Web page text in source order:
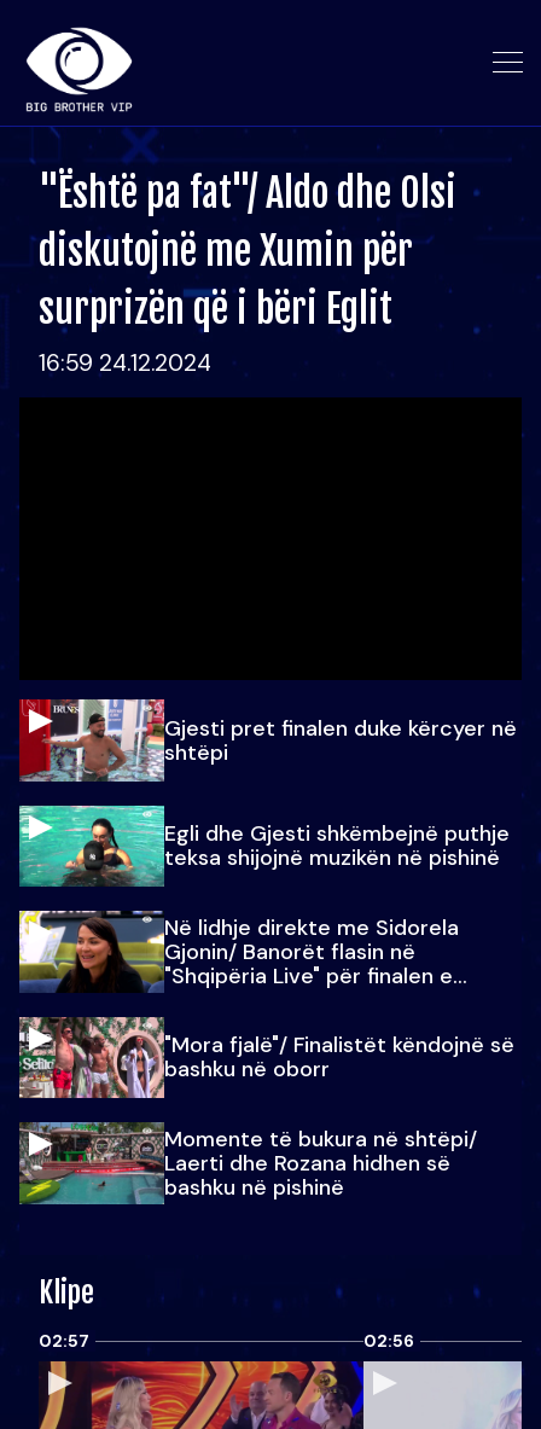
"Është pa fat"/ Aldo dhe Olsi
diskutojnë me Xumin për
surprizën që i bëri Eglit
16:59 24.12.2024
Gjesti pret finalen duke kërcyer në
shtëpi
Egli dhe Gjesti shkëmbejnë puthje
teksa shijojnë muzikën në pishinë
Në lidhje direkte me Sidorela
Gjonin/ Banorët flasin në
"Shqipëria Live" për finalen e
"Mora fjalë"/ Finalistët këndojnë së
bashku në oborr
Momente të bukura në shtëpi/
Laerti dhe Rozana hidhen së
bashku në pishinë
Klipe
02:57 02:56